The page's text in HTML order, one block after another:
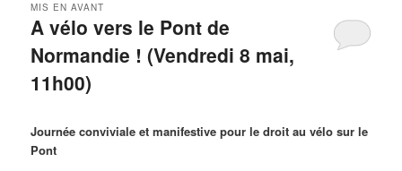
A vélo vers le Pont de
Normandie ! (Vendredi 8 mai,
11h00)
MIS EN AVANT
Journée conviviale et manifestive pour le droit au vélo sur le
Pont